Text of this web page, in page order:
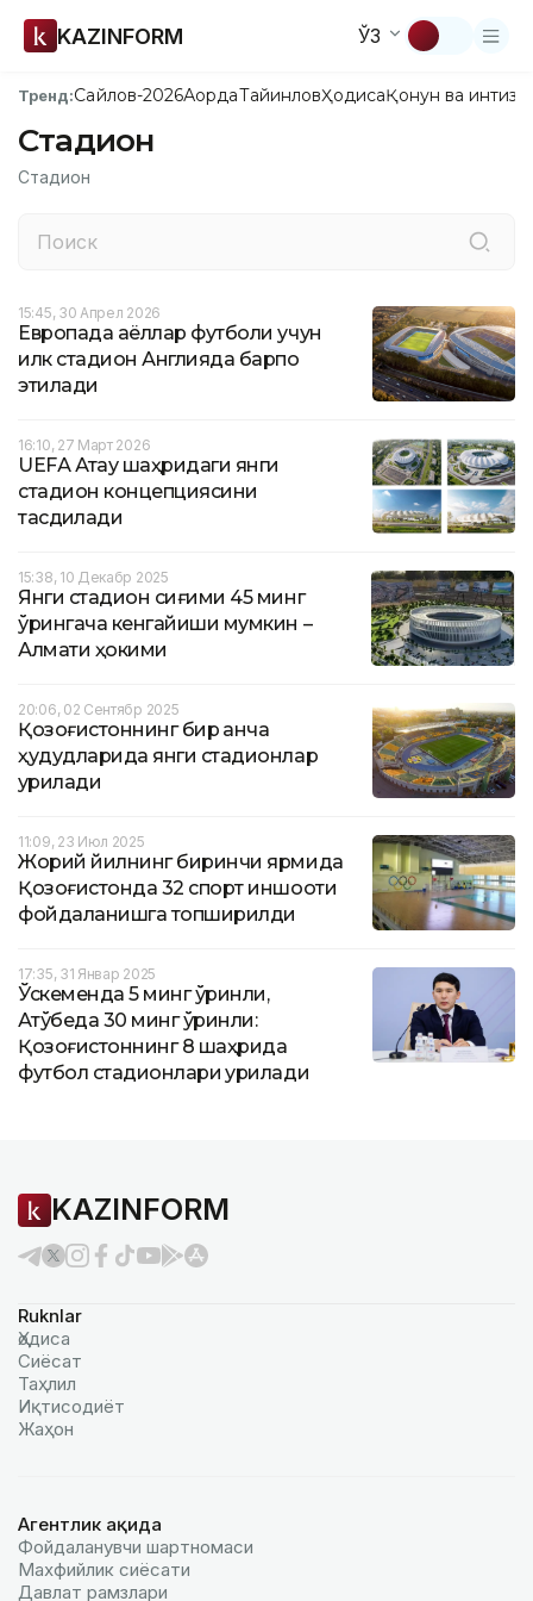
KAZINFORM ЎЗ
Тренд:Сайлов-2026АқордаТайинловҲодисаҚонун ва
Стадион
Стадион
15:45, 30 Апрел 2026
Европада аёллар футболи учун
илк стадион Англияда барпо
этилади
16:10, 27 Март 2026
UEFА Ақтау шаҳридаги янги
стадион концепциясини
тасдиқлади
15:38, 10 Декабр 2025
Янги стадион сиғими 45 минг
ўрингача кенгайиши мумкин –
Алмати ҳокими
20:06, 02 Сентябр 2025
Қозоғистоннинг бир қанча
ҳудудларида янги стадионлар
қурилади
11:09, 23 Июл 2025
Жорий йилнинг биринчи ярмида
Қозоғистонда 32 спорт иншооти
фойдаланишга топширилди
17:35, 31 Январ 2025
Ўскеменда 5 минг ўринли,
Ақтўбеда 30 минг ўринли:
Қозоғистоннинг 8 шаҳрида
футбол стадионлари қурилади
KAZINFORM
Ruknlar
Ҳодиса
Сиёсат
Таҳлил
Иқтисодиёт
Жаҳон
Агентлик ҳақида
Фойдаланувчи шартномаси
Махфийлик сиёсати
Давлат рамзлари